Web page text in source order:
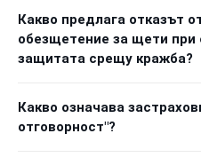
Какво предлага отказът
обезщетение за щети при
защитата срещу кражба?
Какво означава
отговорност"?